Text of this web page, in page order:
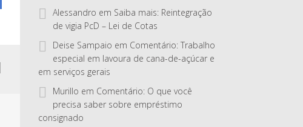
Alessandro em Saiba mais: Reintegração
de vigia PcD – Lei de Cotas
Deise Sampaio em Comentário: Trabalho
especial em lavoura de cana-de-açúcar e
em serviços gerais
Murillo em Comentário: O que você
precisa saber sobre empréstimo
consignado